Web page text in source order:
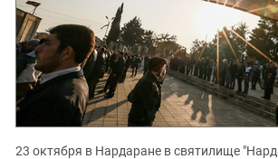
23 октября в Нардаране в святилище